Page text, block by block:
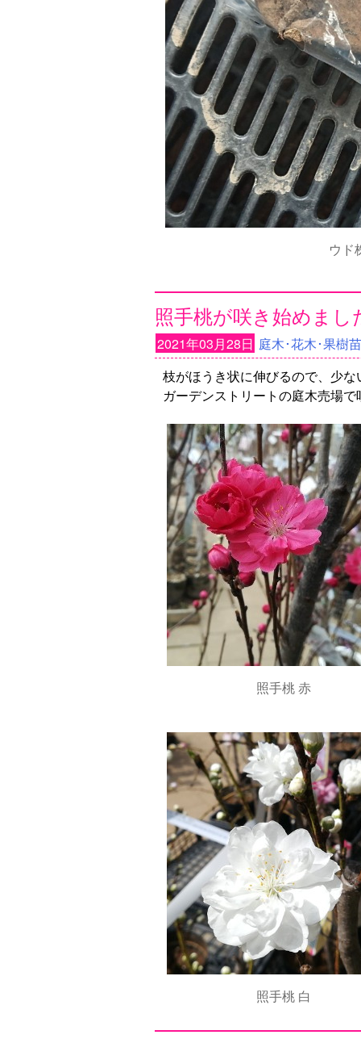
ウ
照手桃が咲き始めまし
2021年03月28日 庭木･花木･果樹
枝がほうき状に伸びるので、少
ガーデンストリートの庭木売場
照手桃 赤
照手桃 白